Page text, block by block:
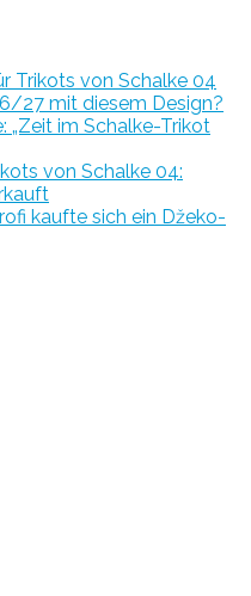
Trikots von Schalke 04
27 mit diesem Design?
„Zeit im Schalke-Trikot
von Schalke 04:
kaufte sich ein Džeko-